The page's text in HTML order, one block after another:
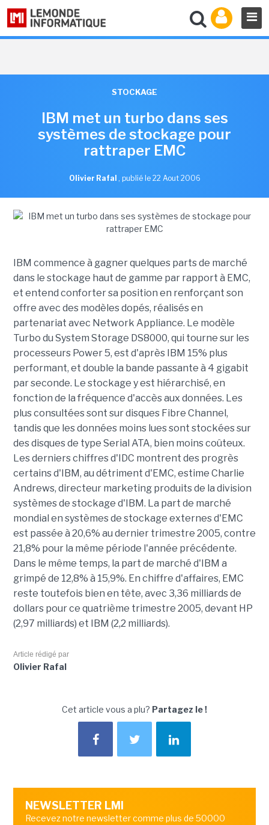
STOCKAGE
IBM met un turbo dans ses
systèmes de stockage pour
rattraper EMC
Olivier Rafal , publié le 22 Aout 2006
IBM commence à gagner quelques parts de marché
dans le stockage haut de gamme par rapport à EMC,
et entend conforter sa position en renforçant son
offre avec des modèles dopés, réalisés en
partenariat avec Network Appliance. Le modèle
Turbo du System Storage DS8000, qui tourne sur les
processeurs Power 5, est d'après IBM 15% plus
performant, et double la bande passante à 4 gigabit
par seconde. Le stockage y est hiérarchisé, en
fonction de la fréquence d'accès aux données. Les
plus consultées sont sur disques Fibre Channel,
tandis que les données moins lues sont stockées sur
des disques de type Serial ATA, bien moins coûteux.
Les derniers chiffres d'IDC montrent des progrès
certains d'IBM, au détriment d'EMC, estime Charlie
Andrews, directeur marketing produits de la division
systèmes de stockage d'IBM. La part de marché
mondial en systèmes de stockage externes d'EMC
est passée à 20,6% au dernier trimestre 2005, contre
21,8% pour la même période l'année précédente.
Dans le même temps, la part de marché d'IBM a
grimpé de 12,8% à 15,9%. En chiffre d'affaires, EMC
reste toutefois bien en tête, avec 3,36 milliards de
dollars pour ce quatrième trimestre 2005, devant HP
(2,97 milliards) et IBM (2,2 milliards).
Article rédigé par
Olivier Rafal
Cet article vous a plu? Partagez le !
NEWSLETTER LMI
Recevez notre newsletter comme plus de 50000